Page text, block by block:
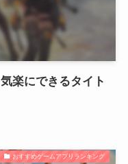
楽にできるタイト
おすすめゲームアプリランキング